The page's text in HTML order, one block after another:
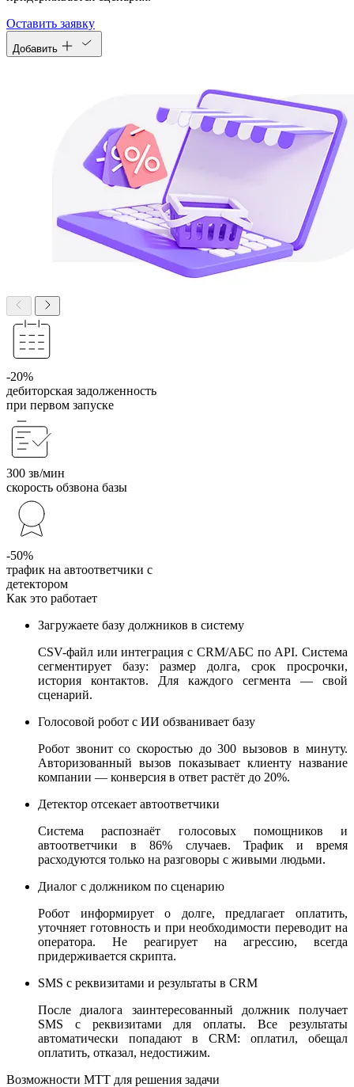
Оставить заявку
Добавить
-20%
дебиторская задолженность
при первом запуске
300 зв/мин
скорость обзвона базы
-50%
трафик на автоответчики с
детектором
Как это работает
Загружаете базу должников в систему
CSV-файл или интеграция с CRM/АБС по API. Система
сегментирует базу: размер долга, срок просрочки,
история контактов. Для каждого сегмента — свой
сценарий.
Голосовой робот с ИИ обзванивает базу
Робот звонит со скоростью до 300 вызовов в минуту.
Авторизованный вызов показывает клиенту название
компании — конверсия в ответ растёт до 20%.
Детектор отсекает автоответчики
Система распознаёт голосовых помощников и
автоответчики в 86% случаев. Трафик и время
расходуются только на разговоры с живыми людьми.
Диалог с должником по сценарию
Робот информирует о долге, предлагает оплатить,
уточняет готовность и при необходимости переводит на
оператора. Не реагирует на агрессию, всегда
придерживается скрипта.
SMS с реквизитами и результаты в CRM
После диалога заинтересованный должник получает
SMS с реквизитами для оплаты. Все результаты
автоматически попадают в CRM: оплатил, обещал
оплатить, отказал, недостижим.
Возможности МТТ для решения задачи